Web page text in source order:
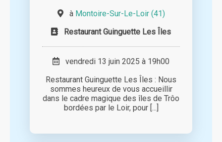
à Montoire-Sur-Le-Loir (41)
Restaurant Guinguette Les Îles
vendredi 13 juin 2025 à 19h00
Restaurant Guinguette Les Îles : Nous
sommes heureux de vous accueillir
dans le cadre magique des îles de Trôo
bordées par le Loir, pour [...]